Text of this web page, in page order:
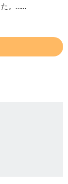
た。……